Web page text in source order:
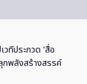
วทีประกวด ‘สื่อ
กพลังสร้างสรรค์